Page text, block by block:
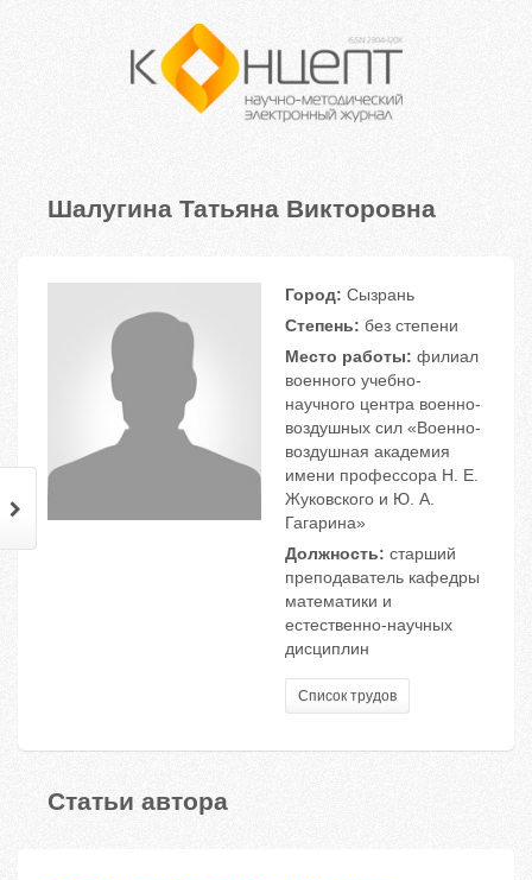
Шалугина Татьяна Викторовна
Город: Сызрань
Степень: без степени
Место работы: филиал
военного учебно-
научного центра военно-
воздушных сил «Военно-
воздушная академия
имени профессора Н. Е.
Жуковского и Ю. А.
Гагарина»
Должность: старший
преподаватель кафедры
математики и
естественно-научных
дисциплин
Список трудов
Статьи автора